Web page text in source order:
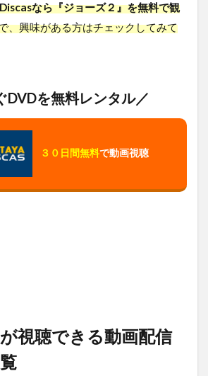
なら『ジョーズ２』を無料で観
、興味がある方はチェックしてみて
DVDを無料レンタル／
３０日間無料で動画視聴
視聴できる動画配信